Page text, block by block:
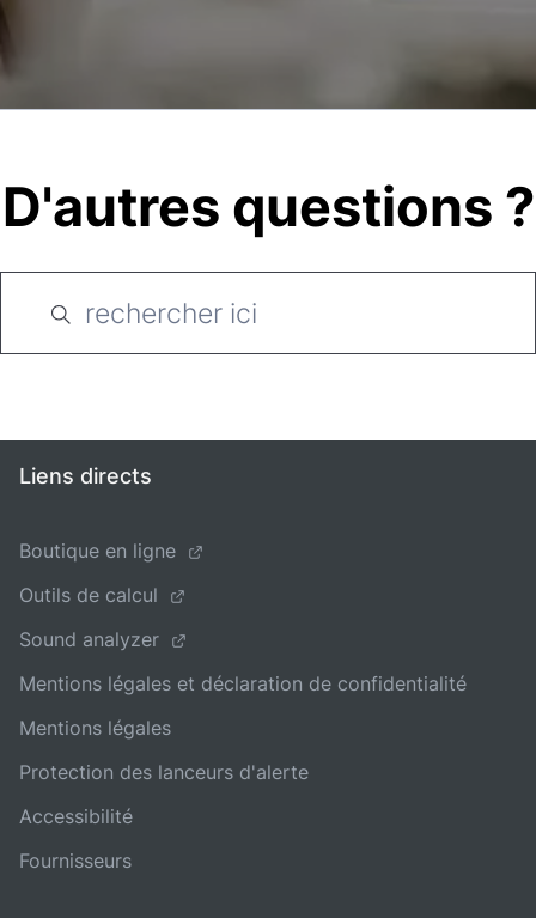
D'autres questions ?
Liens directs
Boutique en ligne
Outils de calcul
Sound analyzer
Mentions légales et déclaration de confidentialité
Mentions légales
Protection des lanceurs d'alerte
Accessibilité
Fournisseurs